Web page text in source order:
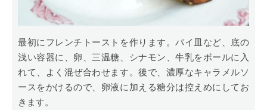
最初にフレンチトーストを作ります。パイ皿など、底の
浅い容器に、卵、三温糖、シナモン、牛乳をボールに入
れて、よく混ぜ合わせます。後で、濃厚なキャラメルソ
ースをかけるので、卵液に加える糖分は控えめにしてお
きます。